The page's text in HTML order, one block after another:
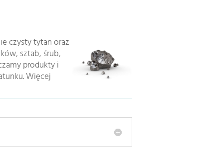
czysty tytan oraz
sztab, śrub,
produkty i
Więcej